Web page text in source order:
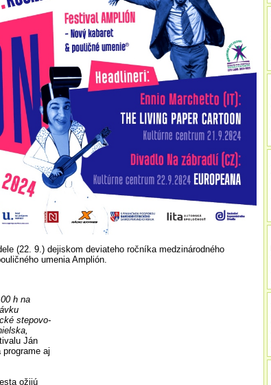
(22. 9.) dejiskom deviateho ročníka medzinárodného
umenia Amplión.
h na
stepovo-
Ján
aj
ožijú